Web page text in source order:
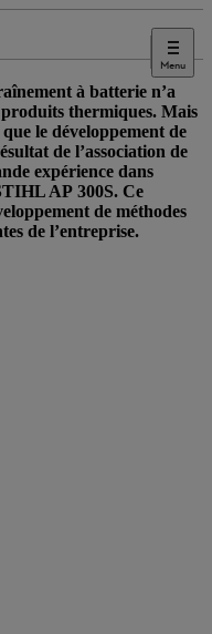
Menu
à batterie n’a
produits thermiques. Mais
le développement de
de l’association de
expérience dans
AP 300S. Ce
de méthodes
de l’entreprise.